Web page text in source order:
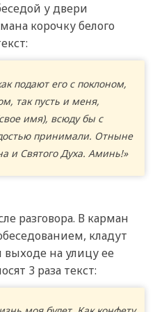
у двери
корочку белого
подают его с поклоном,
так пусть и меня,
имя), всюду бы с
принимали. Отныне
и Святого Духа. Аминь!»
разговора. В карман
кладут
на улицу ее
3 раза текст: